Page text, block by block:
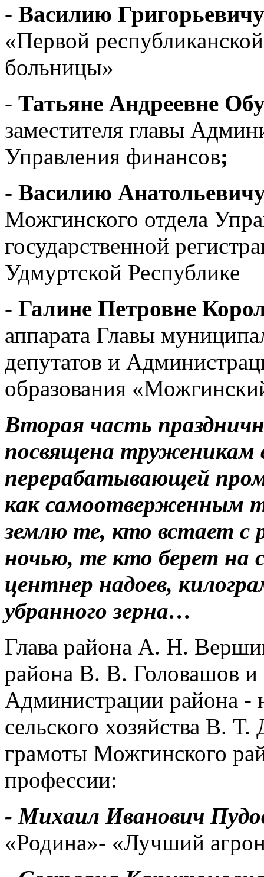
- Василию
«Первой
больницы»
- Татьяне Андреевне
заместителя главы
Управления финансов;
- Василию
Можгинского отдела
государственной
Удмуртской Республике
- Галине Петровне
аппарата Главы
депутатов и
образования
Вторая часть
посвящена труженикам
перерабатывающей
как самоотверженным
землю те, кто встает с
ночью, те кто берет на
центнер надоев,
убранного зерна…
Глава района А. Н.
района В. В. Головашов и
Администрации района -
сельского хозяйства В.
грамоты Можгинского
профессии:
- Михаил Иванович
«Родина»- «Лучший